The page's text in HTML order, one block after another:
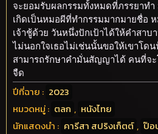
จะยอมรับผลกรรมทั้งหมดที่ภรรยาท
เกิดเป็นหมอผีที่ทำกรรมมากมายชื่อ
เจ้าชู้ด้วย วันหนึ่งปักเป้าได้ให้คำสา
ไม่นอกใจเธอไม่เช่นนั้นขอให้เขาโด
สามารถรักษาคำมั่นสัญญาได้ คนที่จ
จืด
ปีที่ฉาย : 2023
หมวดหมู่ : ตลก , หนังไทย
นักแสดงนำ : คารีสา สปริงเก็ตต์ , ป๊อ